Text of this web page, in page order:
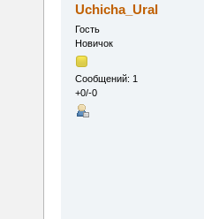
Uchicha_Ural
Гость
Новичок
Сообщений: 1
+0/-0